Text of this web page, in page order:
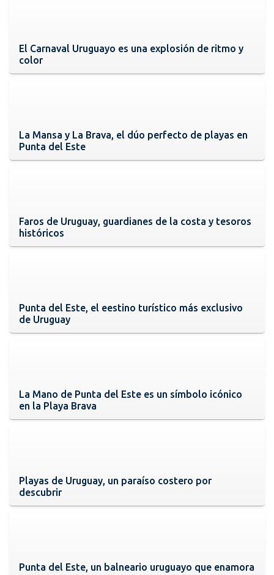
El Carnaval Uruguayo es una explosión de ritmo y
color
La Mansa y La Brava, el dúo perfecto de playas en
Punta del Este
Faros de Uruguay, guardianes de la costa y tesoros
históricos
Punta del Este, el eestino turístico más exclusivo
de Uruguay
La Mano de Punta del Este es un símbolo icónico
en la Playa Brava
Playas de Uruguay, un paraíso costero por
descubrir
Punta del Este, un balneario uruguayo que enamora